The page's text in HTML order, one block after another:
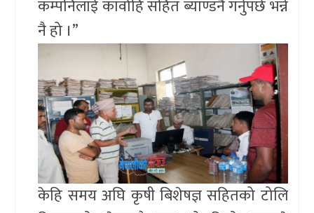
कम्पनिलाई कार्वाहि सहित ब्याण्डनै गर्नुपर्छ भन्ने
नै हो ।”
केहि समय अघि कृषी बिशेषज्ञ सहितको टोलि